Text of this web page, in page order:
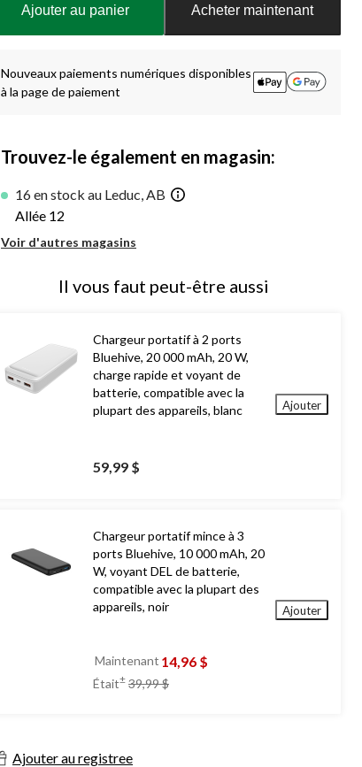
Ajouter au panier Acheter maintenant
Nouveaux paiements numériques disponibles
à la page de paiement
Trouvez-le également en magasin:
16 en stock au Leduc, AB
Allée 12
Voir d'autres magasins
Il vous faut peut-être aussi
Chargeur portatif à 2 ports
Bluehive, 20 000 mAh, 20 W,
charge rapide et voyant de
batterie, compatible avec la
plupart des appareils, blanc
59,99 $
Ajouter
Chargeur portatif mince à 3
ports Bluehive, 10 000 mAh, 20
W, voyant DEL de batterie,
compatible avec la plupart des
appareils, noir
Maintenant 14,96 $
Était± 39,99 $
Ajouter
Ajouter au registree